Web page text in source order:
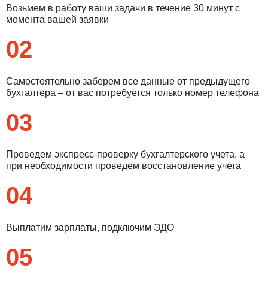
Возьмем в работу ваши задачи в течение 30 минут с
момента вашей заявки
02
Самостоятельно заберем все данные от предыдущего
бухгалтера – от вас потребуется только номер телефона
03
Проведем экспресс-проверку бухгалтерского учета, а
при необходимости проведем восстановление учета
04
Выплатим зарплаты, подключим ЭДО
05